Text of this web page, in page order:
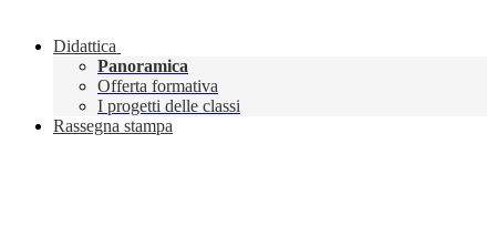
Didattica
Panoramica
Offerta formativa
I progetti delle classi
Rassegna stampa